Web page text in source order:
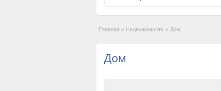
Главная » Недвижимость » Дом
Дом